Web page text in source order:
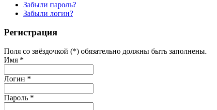
Забыли пароль?
Забыли логин?
Регистрация
Поля со звёздочкой (*) обязательно должны быть заполнены.
Имя *
Логин *
Пароль *